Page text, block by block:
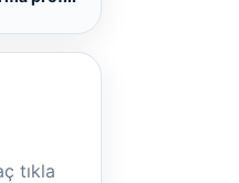
tıkla